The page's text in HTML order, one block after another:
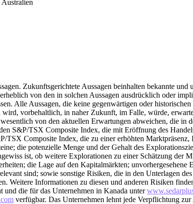
Zukunftsgerichtete Aussagen beinhalten bekannte
von den in solchen Aussagen ausdrücklich oder
Alle Aussagen, die keine gegenwärtigen oder
vorbehaltlich, in naher Zukunft, im Falle, würde,
von den aktuellen Erwartungen abweichen, die
S&P/TSX Composite Index, die mit Eröffnung des
TSX Composite Index, die zu einer erhöhten
die potenzielle Menge und der Gehalt des
ist, ob weitere Explorationen zu einer Schätzung der
die Lage auf den Kapitalmärkten;
sind; sowie sonstige Risiken, die in den Unterlagen
Weitere Informationen zu diesen und anderen Risiken
und die für das Unternehmen in Kanada unter
verfügbar. Das Unternehmen lehnt jede Verpflichtung